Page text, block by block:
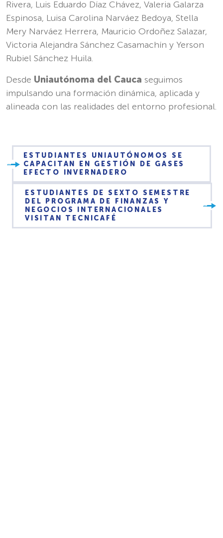
Rivera, Luis Eduardo Díaz Chávez, Valeria Galarza
Espinosa, Luisa Carolina Narváez Bedoya, Stella
Mery Narváez Herrera, Mauricio Ordoñez Salazar,
Victoria Alejandra Sánchez Casamachín y Yerson
Rubiel Sánchez Huila.
Desde Uniautónoma del Cauca seguimos
impulsando una formación dinámica, aplicada y
alineada con las realidades del entorno profesional.
ESTUDIANTES UNIAUTÓNOMOS SE
CAPACITAN EN GESTIÓN DE GASES
EFECTO INVERNADERO
ESTUDIANTES DE SEXTO SEMESTRE
DEL PROGRAMA DE FINANZAS Y
NEGOCIOS INTERNACIONALES
VISITAN TECNICAFÉ